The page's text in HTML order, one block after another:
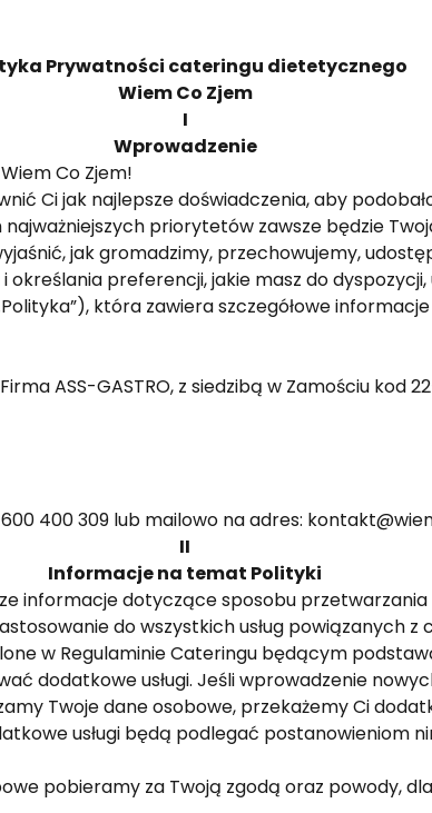
Prywatności cateringu dietetycznego
Wiem Co Zjem
I
Wprowadzenie
Co Zjem!
Ci jak najlepsze doświadczenia, aby
najważniejszych priorytetów zawsze będzie
jak gromadzimy, przechowujemy,
preferencji, jakie masz do
która zawiera szczegółowe
ASS-GASTRO, z siedzibą w Zamościu kod
400 309 lub mailowo na adres:
II
Informacje na temat Polityki
informacje dotyczące sposobu
do wszystkich usług powiązanych
w Regulaminie Cateringu będącym
dodatkowe usługi. Jeśli wprowadzenie
Twoje dane osobowe, przekażemy Ci
usługi będą podlegać postanowieniom
pobieramy za Twoją zgodą oraz powody,